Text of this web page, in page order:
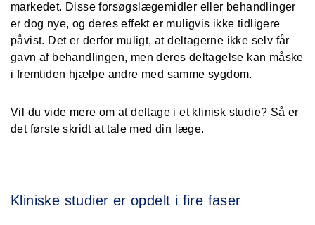
markedet. Disse forsøgslægemidler eller behandlinger
er dog nye, og deres effekt er muligvis ikke tidligere
påvist. Det er derfor muligt, at deltagerne ikke selv får
gavn af behandlingen, men deres deltagelse kan måske
i fremtiden hjælpe andre med samme sygdom.
Vil du vide mere om at deltage i et klinisk studie? Så er
det første skridt at tale med din læge.
Kliniske studier er opdelt i fire faser